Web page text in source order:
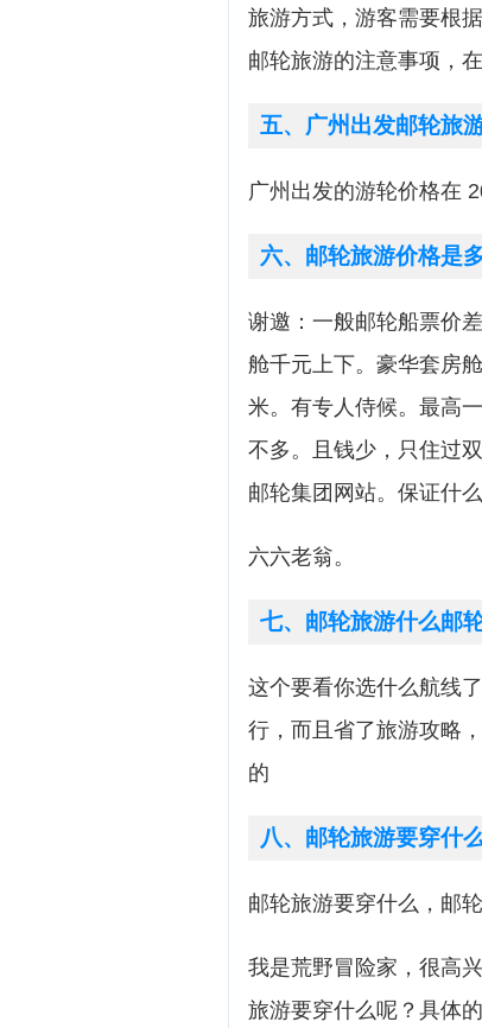
旅游方式，游客需要根
邮轮旅游的注意事项，
五、广州出发邮轮旅
广州出发的游轮价格在
六、邮轮旅游价格是
谢邀：一般邮轮船票价
舱千元上下。豪华套房
米。有专人侍候。最高
不多。且钱少，只住过
邮轮集团网站。保证什
六六老翁。
七、邮轮旅游什么邮
这个要看你选什么航线
行，而且省了旅游攻略
的
八、邮轮旅游要穿什
邮轮旅游要穿什么，邮
我是荒野冒险家，很高
旅游要穿什么呢？具体